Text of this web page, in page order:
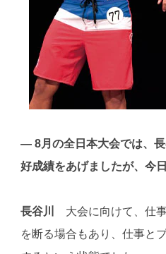
— 8月の全日本大会では、
好成績をあげましたが、今
長谷川
大会に向けて、仕
を断る場合もあり、仕事と